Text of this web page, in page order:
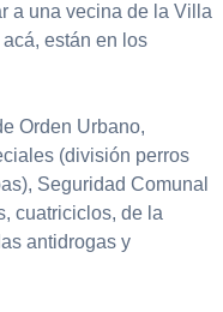
a una vecina de la Villa
están en los
Orden Urbano,
(división perros
Seguridad Comunal
cuatriciclos, de la
antidrogas y